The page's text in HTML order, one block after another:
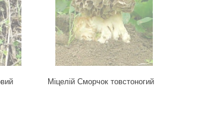
Міцелій Сморчок товстоногий